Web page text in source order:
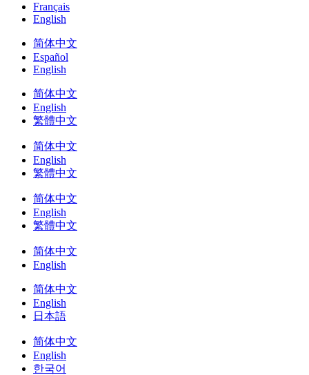
Français
English
简体中文
Español
English
简体中文
English
繁體中文
简体中文
English
繁體中文
简体中文
English
繁體中文
简体中文
English
简体中文
English
日本語
简体中文
English
한국어